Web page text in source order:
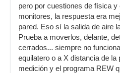
pero por cuestiones de física
monitores, la respuesta era
pared. Eso sí la salida de aire
Prueba a moverlos, delante,
cerrados... siempre no
equilatero o a X distancia de
medición y el programa REW